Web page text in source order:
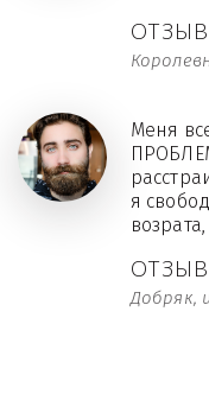
ОТЗЫВ
ОТЗЫВ
Добряк,
Меня
я